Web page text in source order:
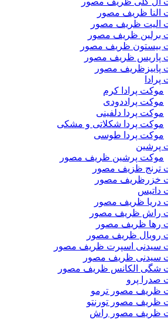
النا ظریف مصور
الیت ظریف مصور
برلین ظریف مصور
بیستون ظریف مصور
پاریس ظریف مصور
پاییزظریف مصور
موکت پرادا کرم
موکت پراددودی
موکت پردا دلفینی
موکت پردا شکلاتی و مشکی
موکت پردا طوسی
پرشین
موکت پرشین ظریف مصور
ترنج ظزیف مصور
خزرظریف مصور
داتیس
دریا ظریف مصور
راش ظریف مصور
رها ظریف مصور
رویال ظریف مصور
سیدنی اسپرت ظریف مصور
سیدنی ظریف مصور
شگی الکانس ظریف مصور
صدرا پرو
ظریف مصور ترمو
ظریف مصور تورنتو
ظریف مصور راش